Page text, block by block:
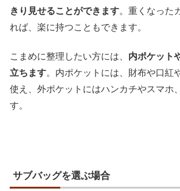
きり見せることができます。重くなった
れば、楽に持つこともできます。
こまめに整理したい方には、 内ポケット
立ちます。内ポケットには、財布や口紅
使え、外ポケットにはハンカチやスマホ
す。
サブバッグを選ぶ場合